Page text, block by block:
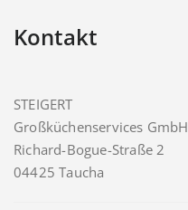
Kontakt
STEIGERT
Großküchenservices GmbH
Richard-Bogue-Straße 2
04425 Taucha